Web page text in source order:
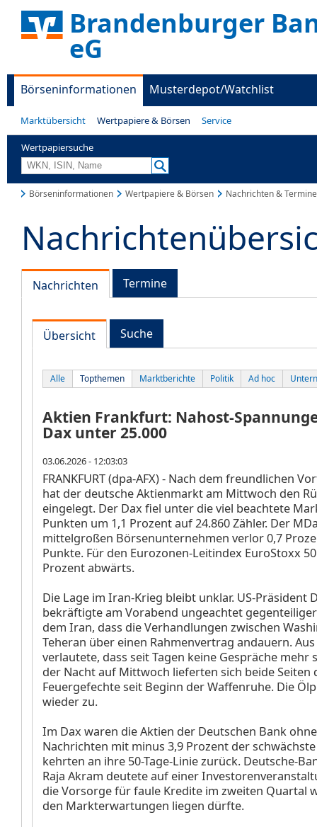
Brandenburger
eG
Börseninformationen Musterdepot/Watchlist
Marktübersicht Wertpapiere & Börsen Service
Wertpapiersuche
Börseninformationen Wertpapiere & Börsen Nachrichten & Termine
Nachrichten Termine
Übersicht Suche
Alle Topthemen Marktberichte Politik Ad hoc
Aktien Frankfurt: Nahost-
Dax unter 25.000
03.06.2026 - 12:03:03
FRANKFURT (dpa-AFX) - Nach dem freundlichen
hat der deutsche Aktienmarkt am Mittwoch den
eingelegt. Der Dax fiel unter die viel beachtete
Punkten um 1,1 Prozent auf 24.860 Zähler. Der
mittelgroßen Börsenunternehmen verlor 0,7
Punkte. Für den Eurozonen-Leitindex EuroStoxx
Prozent abwärts.
Die Lage im Iran-Krieg bleibt unklar. US-Präsident
bekräftigte am Vorabend ungeachtet
dem Iran, dass die Verhandlungen zwischen
Teheran über einen Rahmenvertrag andauern.
verlautete, dass seit Tagen keine Gespräche mehr
der Nacht auf Mittwoch lieferten sich beide Seiten
Feuergefechte seit Beginn der Waffenruhe. Die
wieder zu.
Im Dax waren die Aktien der Deutschen Bank
Nachrichten mit minus 3,9 Prozent der
kehrten an ihre 50-Tage-Linie zurück. Deutsche-
Raja Akram deutete auf einer
die Vorsorge für faule Kredite im zweiten Quartal
den Markterwartungen liegen dürfte.